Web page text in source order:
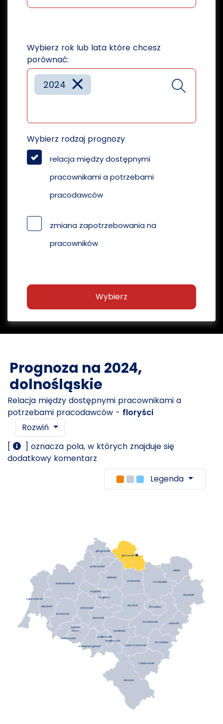
Wybierz rok lub lata które chcesz
porównać:
×
2024
Wybierz rodzaj prognozy
relacja między dostępnymi
pracownikami a potrzebami
pracodawców
zmiana zapotrzebowania na
pracowników
Wybierz
Prognoza na 2024,
dolnośląskie
Relacja między dostępnymi pracownikami a
potrzebami pracodawców - floryści
Rozwiń
[
] oznacza pola, w których znajduje się
dodatkowy komentarz
Legenda
kłodzki
ząbkowicki
kamiennogórski
strzeliński
dzierżoniowski
wałbrzyski
świdnicki
karkonoski
Jelenia
Góra
wrocławski oławski
lwówecki
jaworski
zgorzelecki
lubański złotoryjski
średzki Wrocław
oleśnicki
legnicki
Legnica
bolesławiecki trzebnicki
wołowski
lubiński
polkowicki
milicki
górowski
głogowski
Wałbrzych